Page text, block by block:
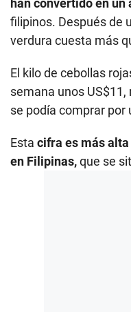
han convertido en
filipinos. Después de
verdura cuesta más
El kilo de cebollas
semana unos
se podía comprar por
Esta cifra es más
en Filipinas,que se